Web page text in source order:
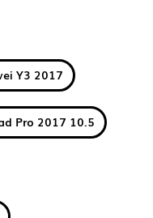
Y3 2017
Pro 2017 10.5